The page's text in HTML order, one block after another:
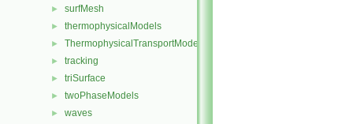
► surfMesh
► thermophysicalModels
► ThermophysicalTransportModels
► tracking
► triSurface
► twoPhaseModels
► waves